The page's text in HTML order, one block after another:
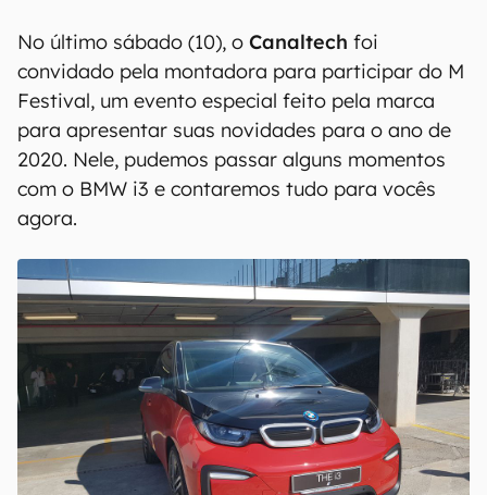
No último sábado (10), o Canaltech foi
convidado pela montadora para participar do M
Festival, um evento especial feito pela marca
para apresentar suas novidades para o ano de
2020. Nele, pudemos passar alguns momentos
com o BMW i3 e contaremos tudo para vocês
agora.